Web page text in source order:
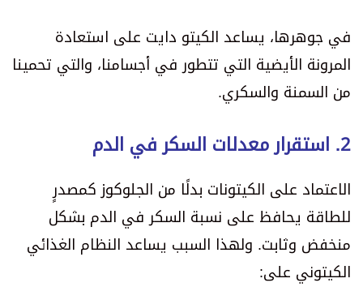
في جوهرها، يساعد الكيتو دايت على استعادة
المرونة الأيضية التي تتطور في أجسامنا، والتي تحمينا
من السمنة والسكري.
2. استقرار معدلات السكر في الدم
الاعتماد على الكيتونات بدلًا من الجلوكوز كمصدرٍ
للطاقة يحافظ على نسبة السكر في الدم بشكل
منخفض وثابت. ولهذا السبب يساعد النظام الغذائي
الكيتوني على: